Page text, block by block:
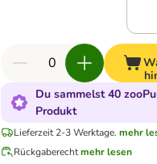
Du sammelst 40
Produkt
Lieferzeit 2-3 Werktage. mehr
Rückgaberechtmehr lesen